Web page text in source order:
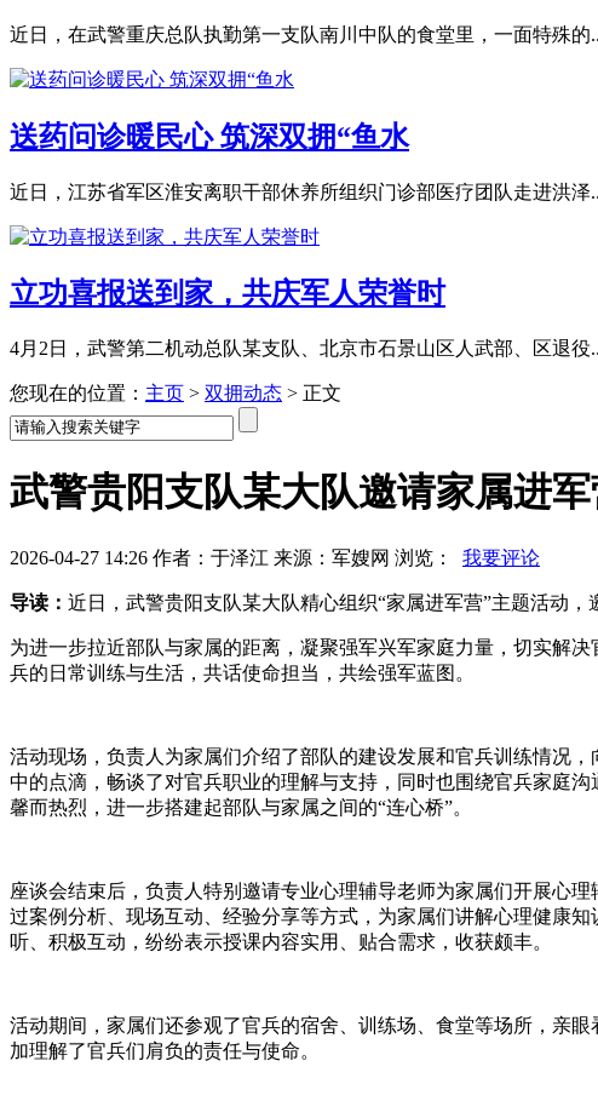
近日，在武警重庆总队执勤第一支队南川中队的食堂里，一面特殊的
送药问诊暖民心 筑深双拥“鱼水
近日，江苏省军区淮安离职干部休养所组织门诊部医疗团队走进洪泽
立功喜报送到家，共庆军人荣誉时
4月2日，武警第二机动总队某支队、北京市石景山区人武部、区退役
您现在的位置： 主页 > 双拥动态 > 正文
武警贵阳支队某大队邀请家属进
2026-04-27 14:26 作者：于泽江 来源：军嫂网 浏览： 我要评论
导读： 近日，武警贵阳支队某大队精心组织“家属进军营”主题活动
为进一步拉近部队与家属的距离，凝聚强军兴军家庭力量，切实解
兵的日常训练与生活，共话使命担当，共绘强军蓝图。
活动现场，负责人为家属们介绍了部队的建设发展和官兵训练情况
中的点滴，畅谈了对官兵职业的理解与支持，同时也围绕官兵家庭
馨而热烈，进一步搭建起部队与家属之间的“连心桥”。
座谈会结束后，负责人特别邀请专业心理辅导老师为家属们开展心
过案例分析、现场互动、经验分享等方式，为家属们讲解心理健康
听、积极互动，纷纷表示授课内容实用、贴合需求，收获颇丰。
活动期间，家属们还参观了官兵的宿舍、训练场、食堂等场所，亲
加理解了官兵们肩负的责任与使命。